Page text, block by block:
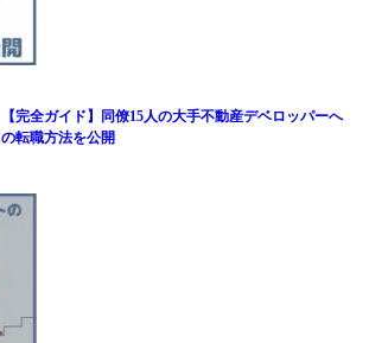
【完全ガイド】同僚15人の大手不動産デベロッパーへ
の転職方法を公開